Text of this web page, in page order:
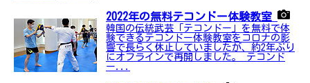
2022年の無料テコンドー体験教室
韓国の伝統武芸「テコンドー」を無料で体
験できるテコンドー体験教室をコロナの影
響で長らく休止していましたが、約2年ぶり
にオフラインで再開しました。 テコンド
ー...